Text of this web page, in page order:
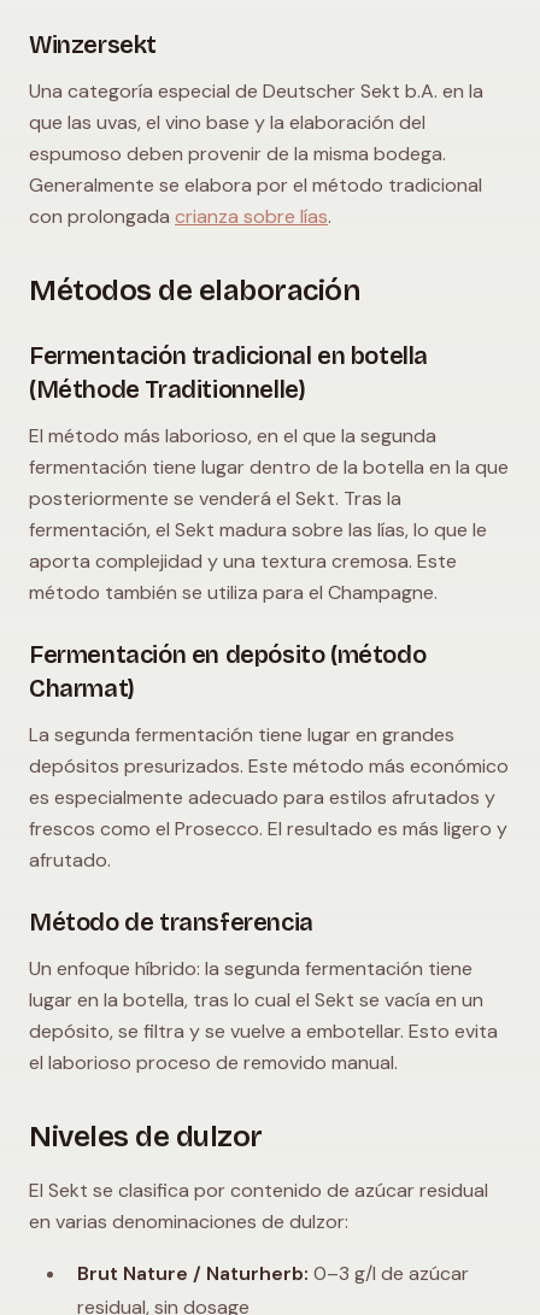
Winzersekt
Una categoría especial de Deutscher Sekt b.A. en la
que las uvas, el vino base y la elaboración del
espumoso deben provenir de la misma bodega.
Generalmente se elabora por el método tradicional
con prolongada crianza sobre lías.
Métodos de elaboración
Fermentación tradicional en botella
(Méthode Traditionnelle)
El método más laborioso, en el que la segunda
fermentación tiene lugar dentro de la botella en la que
posteriormente se venderá el Sekt. Tras la
fermentación, el Sekt madura sobre las lías, lo que le
aporta complejidad y una textura cremosa. Este
método también se utiliza para el Champagne.
Fermentación en depósito (método
Charmat)
La segunda fermentación tiene lugar en grandes
depósitos presurizados. Este método más económico
es especialmente adecuado para estilos afrutados y
frescos como el Prosecco. El resultado es más ligero y
afrutado.
Método de transferencia
Un enfoque híbrido: la segunda fermentación tiene
lugar en la botella, tras lo cual el Sekt se vacía en un
depósito, se filtra y se vuelve a embotellar. Esto evita
el laborioso proceso de removido manual.
Niveles de dulzor
El Sekt se clasifica por contenido de azúcar residual
en varias denominaciones de dulzor:
Brut Nature / Naturherb: 0–3 g/l de azúcar
residual, sin dosage